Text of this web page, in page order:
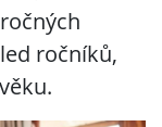
ročníků,